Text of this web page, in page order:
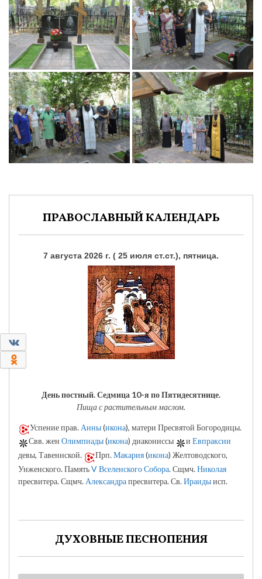
ПРАВОСЛАВНЫЙ КАЛЕНДАРЬ
7 августа 2026 г. ( 25 июля ст.ст.), пятница.
День постный.Седмица 10-я по Пятидесятнице.
Пища с растительным маслом.
Успение прав. Анны(икона), матери Пресвятой Богородицы.
Свв. жен Олимпиады(икона) диакониссы и Евпраксии
девы, Тавеннской.
Прп.Макария(икона) Желтоводского,
Унженского. ПамятьV Вселенского Собора. Сщмч.Николая
пресвитера. Сщмч. Александрапресвитера. Св.Ираидыисп.
ДУХОВНЫЕ ПЕСНОПЕНИЯ